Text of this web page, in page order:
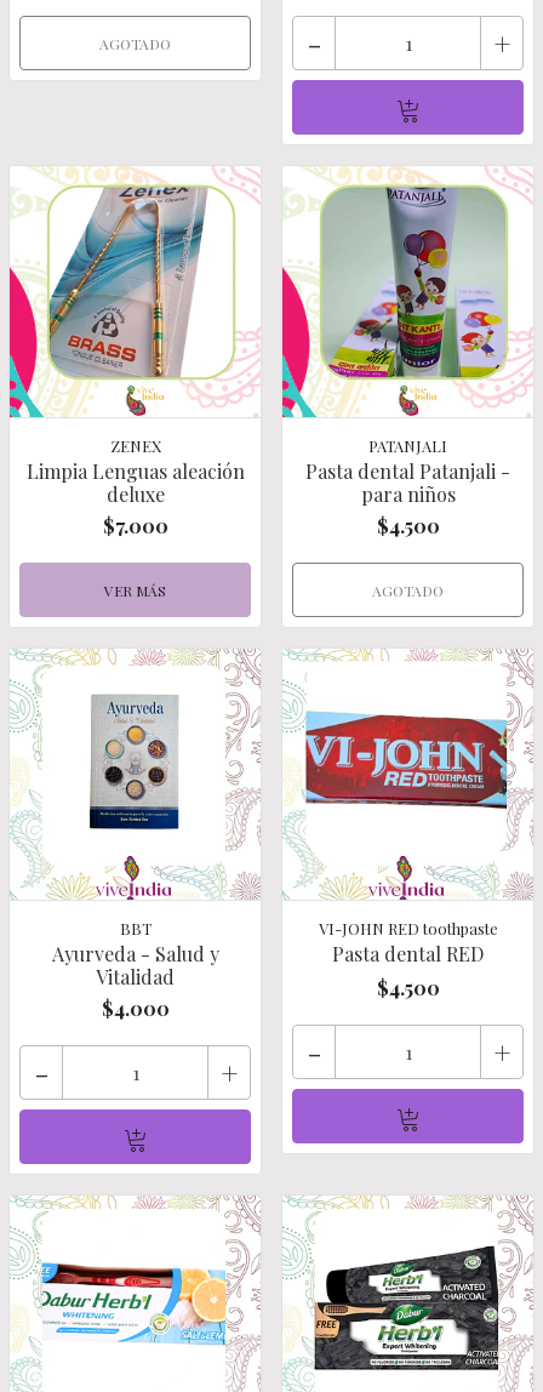
AGOTADO - +
ZENEX
Limpia Lenguas aleación
deluxe
$7.000
VER MÁS
PATANJALI
Pasta dental Patanjali -
para niños
$4.500
AGOTADO
BBT
Ayurveda - Salud y
Vitalidad
$4.000
- +
VI-JOHN RED toothpaste
Pasta dental RED
$4.500
- +